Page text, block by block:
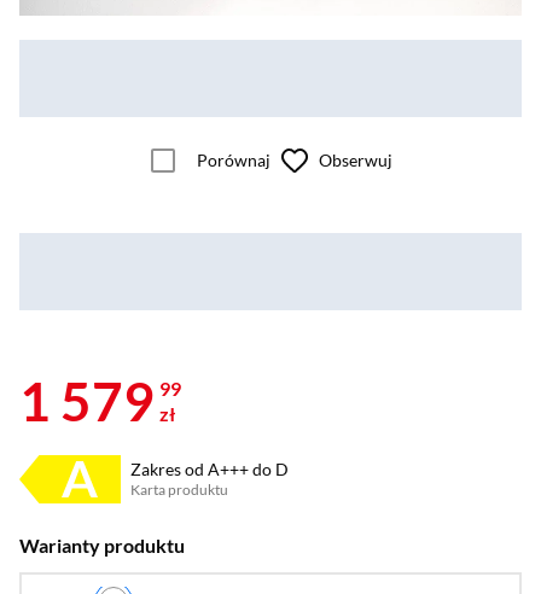
Porównaj Obserwuj
1 579 99
zł
Zakres od A+++ do D
Karta produktu
Plik w formacie pdf
(otworzy się w nowym oknie)
Warianty produktu